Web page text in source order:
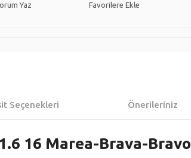
Yaz
Seçenekleri Önerileriniz
16 Marea-Brava-Bravo